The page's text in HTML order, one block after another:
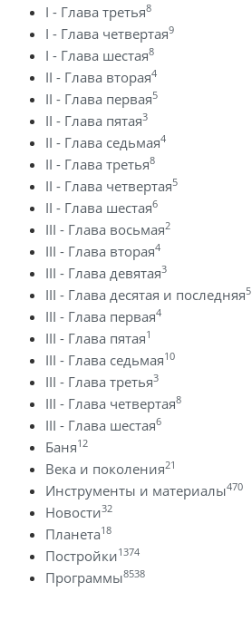
I - Глава третья8
I - Глава четвертая9
I - Глава шестая8
II - Глава вторая4
II - Глава первая5
II - Глава пятая3
II - Глава седьмая4
II - Глава третья8
II - Глава четвертая5
II - Глава шестая6
III - Глава восьмая2
III - Глава вторая4
III - Глава девятая3
III - Глава десятая и последняя5
III - Глава первая4
III - Глава пятая1
III - Глава седьмая10
III - Глава третья3
III - Глава четвертая8
III - Глава шестая6
Баня12
Века и поколения21
Инструменты и материалы470
Новости32
Планета18
Постройки1374
Программы8538